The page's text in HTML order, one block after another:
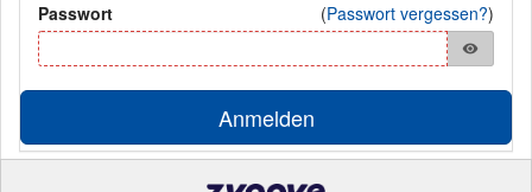
(Passwort vergessen?)
Passwort
visibility
Anmelden